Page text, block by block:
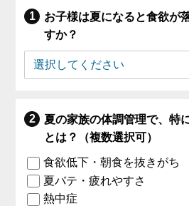
お子様は夏になると食欲が
すか？
夏の家族の体調管理で、特
とは？（複数選択可）
食欲低下・朝食を抜きがち
夏バテ・疲れやすさ
熱中症